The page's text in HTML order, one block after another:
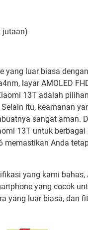
jutaan)
yang luar biasa
layar AMOLED
13T adalah
itu, keamanan
sangat aman.
13T untuk
memastikan Anda
yang kami
yang cocok
yang luar biasa, dan